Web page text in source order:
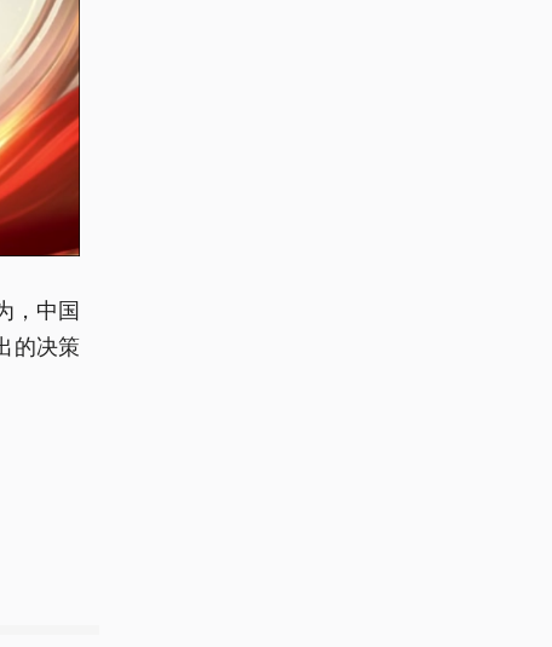
，中国
的决策